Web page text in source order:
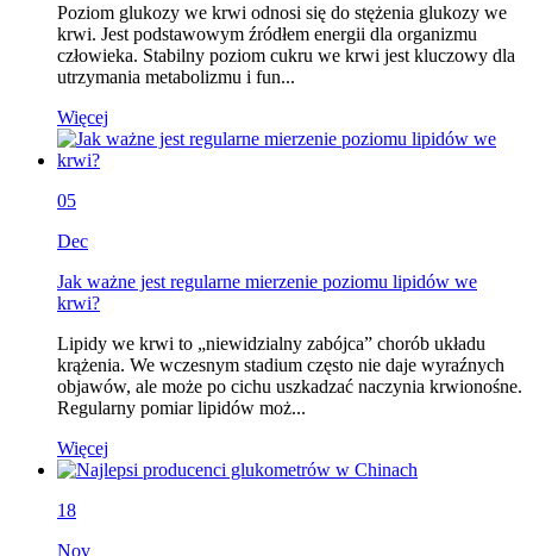
Poziom glukozy we krwi odnosi się do stężenia glukozy we
krwi. Jest podstawowym źródłem energii dla organizmu
człowieka. Stabilny poziom cukru we krwi jest kluczowy dla
utrzymania metabolizmu i fun...
Więcej
05
Dec
Jak ważne jest regularne mierzenie poziomu lipidów we
krwi?
Lipidy we krwi to „niewidzialny zabójca” chorób układu
krążenia. We wczesnym stadium często nie daje wyraźnych
objawów, ale może po cichu uszkadzać naczynia krwionośne.
Regularny pomiar lipidów moż...
Więcej
18
Nov